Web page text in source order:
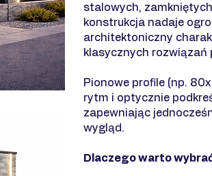
stalowych,
konstrukcja nadaje
architektoniczny
klasycznych rozwiązań
Pionowe profile (np.
rytm i optycznie
zapewniając
wygląd.
Dlaczego warto wybrać